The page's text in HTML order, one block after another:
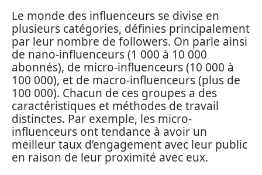
Le monde des influenceurs se divise en
plusieurs catégories, définies principalement
par leur nombre de followers. On parle ainsi
de nano-influenceurs (1 000 à 10 000
abonnés), de micro-influenceurs (10 000 à
100 000), et de macro-influenceurs (plus de
100 000). Chacun de ces groupes a des
caractéristiques et méthodes de travail
distinctes. Par exemple, les micro-
influenceurs ont tendance à avoir un
meilleur taux d’engagement avec leur public
en raison de leur proximité avec eux.